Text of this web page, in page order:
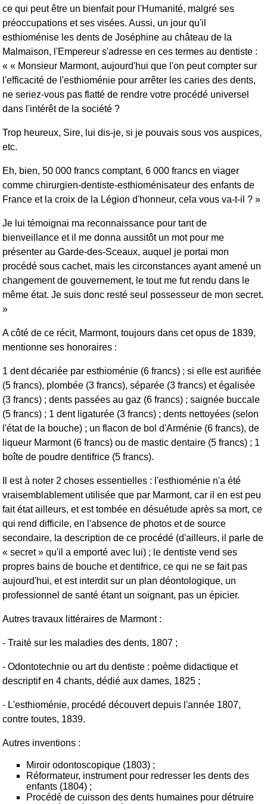
ce qui peut être un bienfait pour l'Humanité, malgré ses
préoccupations et ses visées. Aussi, un jour qu'il
esthioménise les dents de Joséphine au château de la
Malmaison, l'Empereur s'adresse en ces termes au dentiste :
« « Monsieur Marmont, aujourd'hui que l'on peut compter sur
l'efficacité de l'esthioménie pour arrêter les caries des dents,
ne seriez-vous pas flatté de rendre votre procédé universel
dans l'intérêt de la société ?
Trop heureux, Sire, lui dis-je, si je pouvais sous vos auspices,
etc.
Eh, bien, 50 000 francs comptant, 6 000 francs en viager
comme chirurgien-dentiste-esthioménisateur des enfants de
France et la croix de la Légion d'honneur, cela vous va-t-il ? »
Je lui témoignai ma reconnaissance pour tant de
bienveillance et il me donna aussitôt un mot pour me
présenter au Garde-des-Sceaux, auquel je portai mon
procédé sous cachet, mais les circonstances ayant amené un
changement de gouvernement, le tout me fut rendu dans le
même état. Je suis donc resté seul possesseur de mon secret.
»
A côté de ce récit, Marmont, toujours dans cet opus de 1839,
mentionne ses honoraires :
1 dent décariée par esthioménie (6 francs) ; si elle est aurifiée
(5 francs), plombée (3 francs), séparée (3 francs) et égalisée
(3 francs) ; dents passées au gaz (6 francs) ; saignée buccale
(5 francs) ; 1 dent ligaturée (3 francs) ; dents nettoyées (selon
l'état de la bouche) ; un flacon de bol d'Arménie (6 francs), de
liqueur Marmont (6 francs) ou de mastic dentaire (5 francs) ; 1
boîte de poudre dentifrice (5 francs).
Il est à noter 2 choses essentielles : l'esthioménie n'a été
vraisemblablement utilisée que par Marmont, car il en est peu
fait état ailleurs, et est tombée en désuétude après sa mort, ce
qui rend difficile, en l'absence de photos et de source
secondaire, la description de ce procédé (d'ailleurs, il parle de
« secret » qu'il a emporté avec lui) ; le dentiste vend ses
propres bains de bouche et dentifrice, ce qui ne se fait pas
aujourd'hui, et est interdit sur un plan déontologique, un
professionnel de santé étant un soignant, pas un épicier.
Autres travaux littéraires de Marmont :
- Traité sur les maladies des dents, 1807 ;
- Odontotechnie ou art du dentiste : poème didactique et
descriptif en 4 chants, dédié aux dames, 1825 ;
- L'esthioménie, procédé découvert depuis l'année 1807,
contre toutes, 1839.
Autres inventions :
Miroir odontoscopique (1803) ;
Réformateur, instrument pour redresser les dents des
enfants (1804) ;
Procédé de cuisson des dents humaines pour détruire